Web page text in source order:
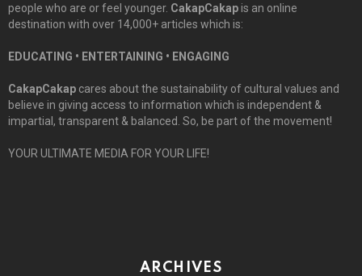
people who are or feel younger. CakapCakapis an online
destination with over 14,000+ articles which is:
EDUCATING • ENTERTAINING • ENGAGING
CakapCakap cares about the sustainability of cultural values and
believe in giving access to information which is independent &
impartial, transparent & balanced. So, be part of the movement!
YOUR ULTIMATE MEDIA FOR YOUR LIFE!
ARCHIVES